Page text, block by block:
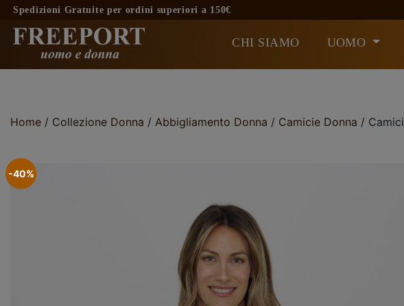
Skip
content
Spedizioni Gratuite per ordini superiori a 150€
CHI SIAMO UOMO
Home / Collezione Donna / Abbigliamento Donna / Camicie Donna /
-40%